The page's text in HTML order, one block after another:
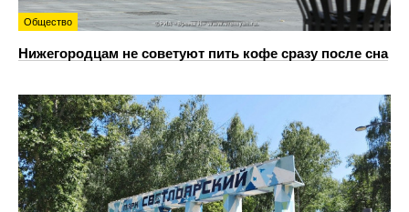
Общество
Нижегородцам не советуют пить кофе сразу после сна